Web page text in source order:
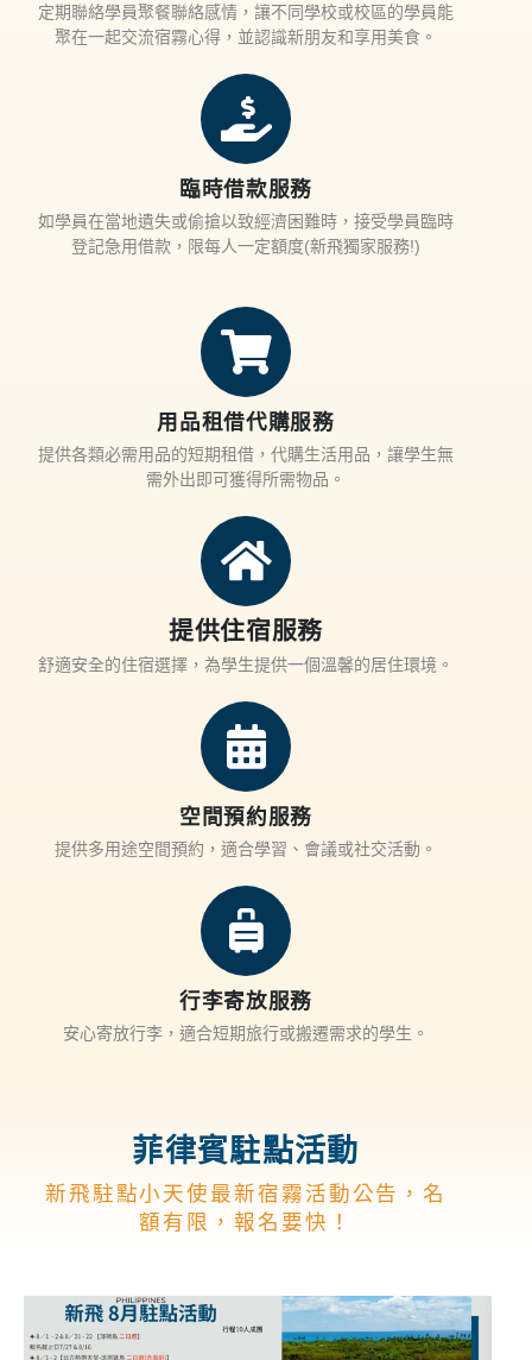
定期聯絡學員聚餐聯絡感情，讓不同學校或校區的學員能
聚在一起交流宿霧心得，並認識新朋友和享用美食。
臨時借款服務
如學員在當地遺失或偷搶以致經濟困難時，接受學員臨時
登記急用借款，限每人一定額度(新飛獨家服務!)
用品租借代購服務
提供各類必需用品的短期租借，代購生活用品，讓學生無
需外出即可獲得所需物品。
提供住宿服務
舒適安全的住宿選擇，為學生提供一個溫馨的居住環境。
空間預約服務
提供多用途空間預約，適合學習、會議或社交活動。
行李寄放服務
安心寄放行李，適合短期旅行或搬遷需求的學生。
菲律賓駐點活動
新飛駐點小天使最新宿霧活動公告，名
額有限，報名要快！